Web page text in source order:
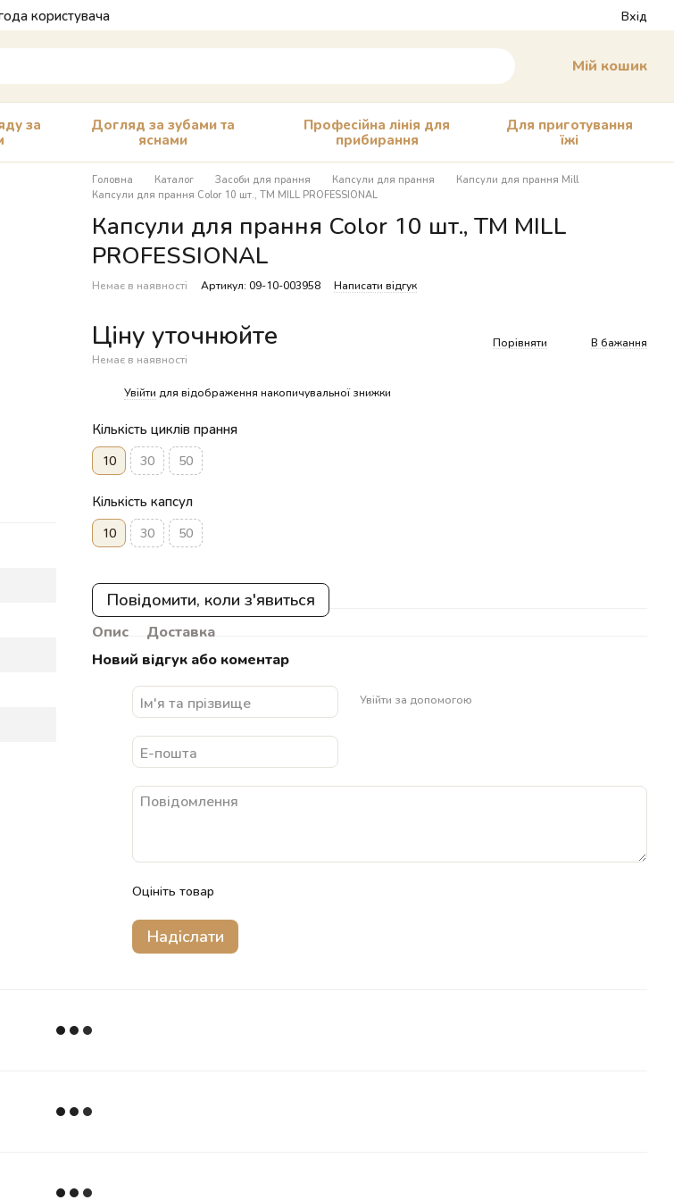
користувача Вхід
Мій кошик
за
Догляд за зубами та
яснами
Професійна лінія для
прибирання
Для приготування
їжі
Головна Каталог Засоби для прання Капсули для прання
Капсули для прання Mill
Капсули для прання Color 10 шт., ТМ MILL PROFESSIONAL
Капсули для прання Color 10 шт., ТМ MILL
PROFESSIONAL
Немає в наявності Артикул: 09-10-003958 Написати відгук
Ціну уточнюйте
Немає в наявності
Порівняти В бажання
Увійти для відображення накопичувальної знижки
Кількість циклів прання
10 30 50
Кількість капсул
10 30 50
Повідомити, коли з'явиться
Опис
Доставка
Новий відгук або коментар
Увійти за допомогою
Оцініть товар
Надіслати